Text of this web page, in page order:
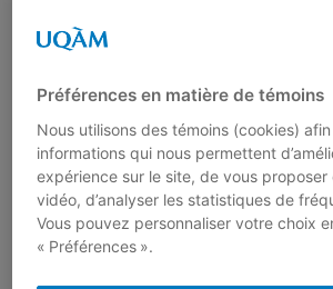
problèmes de vérifier que l’aire
Sierpinski est nulle!
Quelle est la longueur du
Koch?
Lui aussi s’obtient par
étape de l’itération on remplace
Préférences en matière de témoins
Nous utilisons des témoins (cookies)
informations qui nous permettent
expérience sur le site, de vous proposer
vidéo, d’analyser les statistiques de
Vous pouvez personnaliser votre choix
« Préférences ».